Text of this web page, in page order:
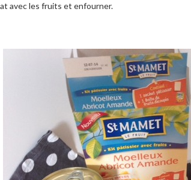
avec les fruits et enfourner.